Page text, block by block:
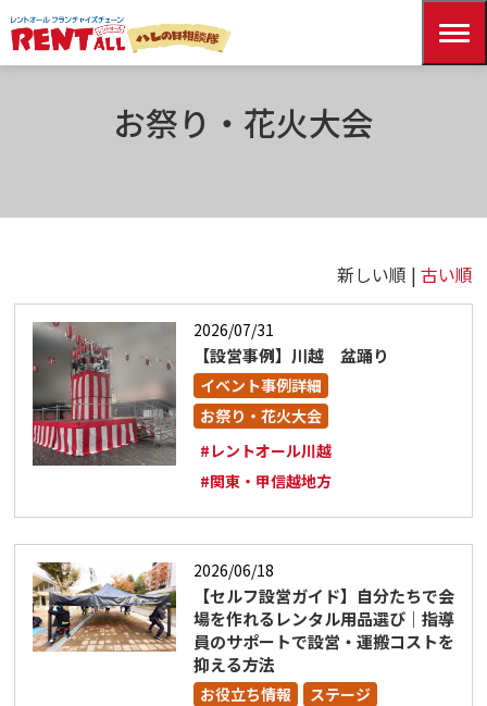
HOME 記事一覧 お祭り・花火大会
お祭り・花火大会
新しい順 | 古い順
2026/07/31
【設営事例】川越 盆踊り
イベント事例詳細
お祭り・花火大会
#レントオール川越
#関東・甲信越地方
2026/06/18
【セルフ設営ガイド】自分たちで会
場を作れるレンタル用品選び｜指導
員のサポートで設営・運搬コストを
抑える方法
お役立ち情報
ステージ